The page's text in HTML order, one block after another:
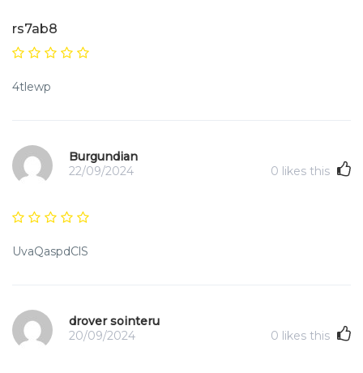
rs7ab8
4tlewp
Burgundian
22/09/2024
0 likes this
UvaQaspdClS
drover sointeru
20/09/2024
0 likes this